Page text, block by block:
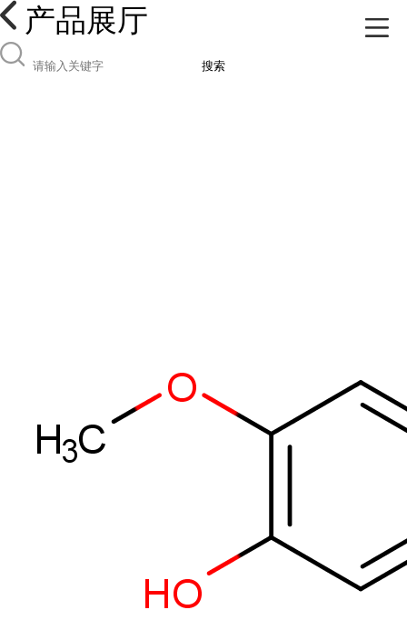
产品展厅
搜索